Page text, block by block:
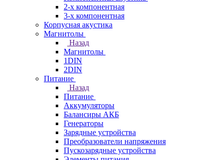
2-х компонентная
3-х компонентная
Корпусная акустика
Магнитолы
Назад
Магнитолы
1DIN
2DIN
Питание
Назад
Питание
Аккумуляторы
Балансиры АКБ
Генераторы
Зарядные устройства
Преобразователи напряжения
Пускозарядные устройства